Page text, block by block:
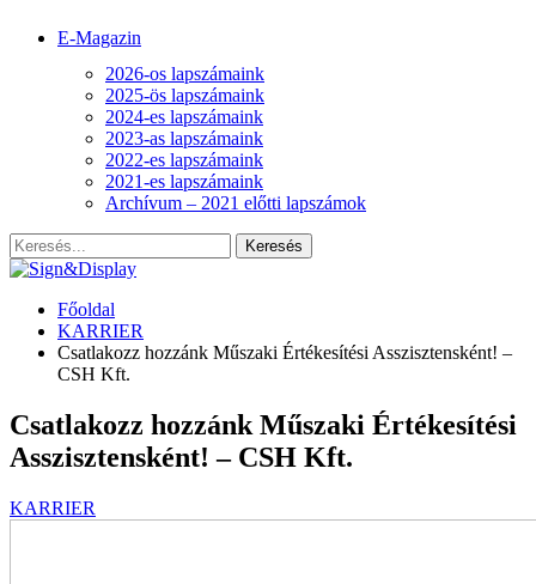
E-Magazin
2026-os lapszámaink
2025-ös lapszámaink
2024-es lapszámaink
2023-as lapszámaink
2022-es lapszámaink
2021-es lapszámaink
Archívum – 2021 előtti lapszámok
Főoldal
KARRIER
Csatlakozz hozzánk Műszaki Értékesítési Asszisztensként! –
CSH Kft.
Csatlakozz hozzánk Műszaki Értékesítési
Asszisztensként! – CSH Kft.
KARRIER